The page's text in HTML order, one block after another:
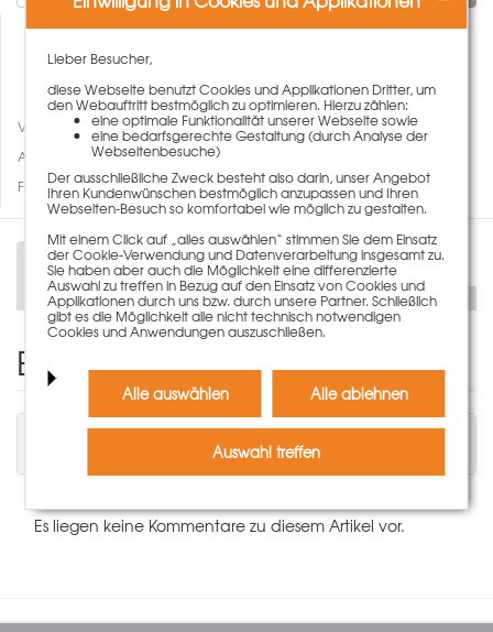
Vergleichen
Auf den Merkzettel
Fragen zum Artikel
Beschreibung
Einen Kommentar schreiben
Sie müssen angemeldet sein, um einen
Kommentar schreiben zu können.
Es liegen keine Kommentare zu diesem Artikel vor.
Lieber Besucher,
diese Webseite benutzt Cookies und Applikationen Dritter, um
den Webauftritt bestmöglich zu optimieren. Hierzu zählen:
eine optimale Funktionalität unserer Webseite sowie
eine bedarfsgerechte Gestaltung (durch Analyse der
Webseitenbesuche)
Der ausschließliche Zweck besteht also darin, unser Angebot
Ihren Kundenwünschen bestmöglich anzupassen und Ihren
Webseiten-Besuch so komfortabel wie möglich zu gestalten.
Mit einem Click auf „alles auswählen“ stimmen Sie dem Einsatz
der Cookie-Verwendung und Datenverarbeitung insgesamt zu.
Sie haben aber auch die Möglichkeit eine differenzierte
Auswahl zu treffen in Bezug auf den Einsatz von Cookies und
Applikationen durch uns bzw. durch unsere Partner. Schließlich
gibt es die Möglichkeit alle nicht technisch notwendigen
Cookies und Anwendungen auszuschließen.
Alle auswählen Alle ablehnen
Auswahl treffen